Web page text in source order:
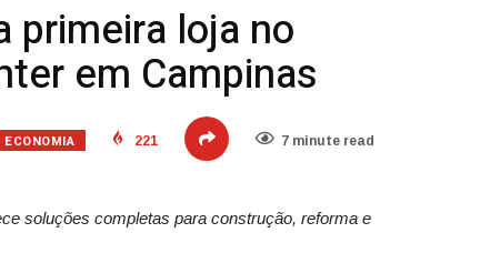
primeira loja no
em Campinas
ECONOMIA 221 7 minute read
soluções completas para construção, reforma e